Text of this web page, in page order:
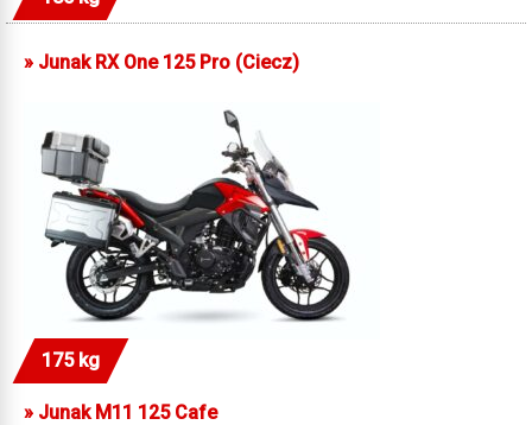
» Junak RX One 125 Pro (Ciecz)
175 kg
» Junak M11 125 Cafe